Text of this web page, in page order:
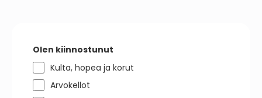
Olen kiinnostunut
Kulta, hopea ja korut
Arvokellot